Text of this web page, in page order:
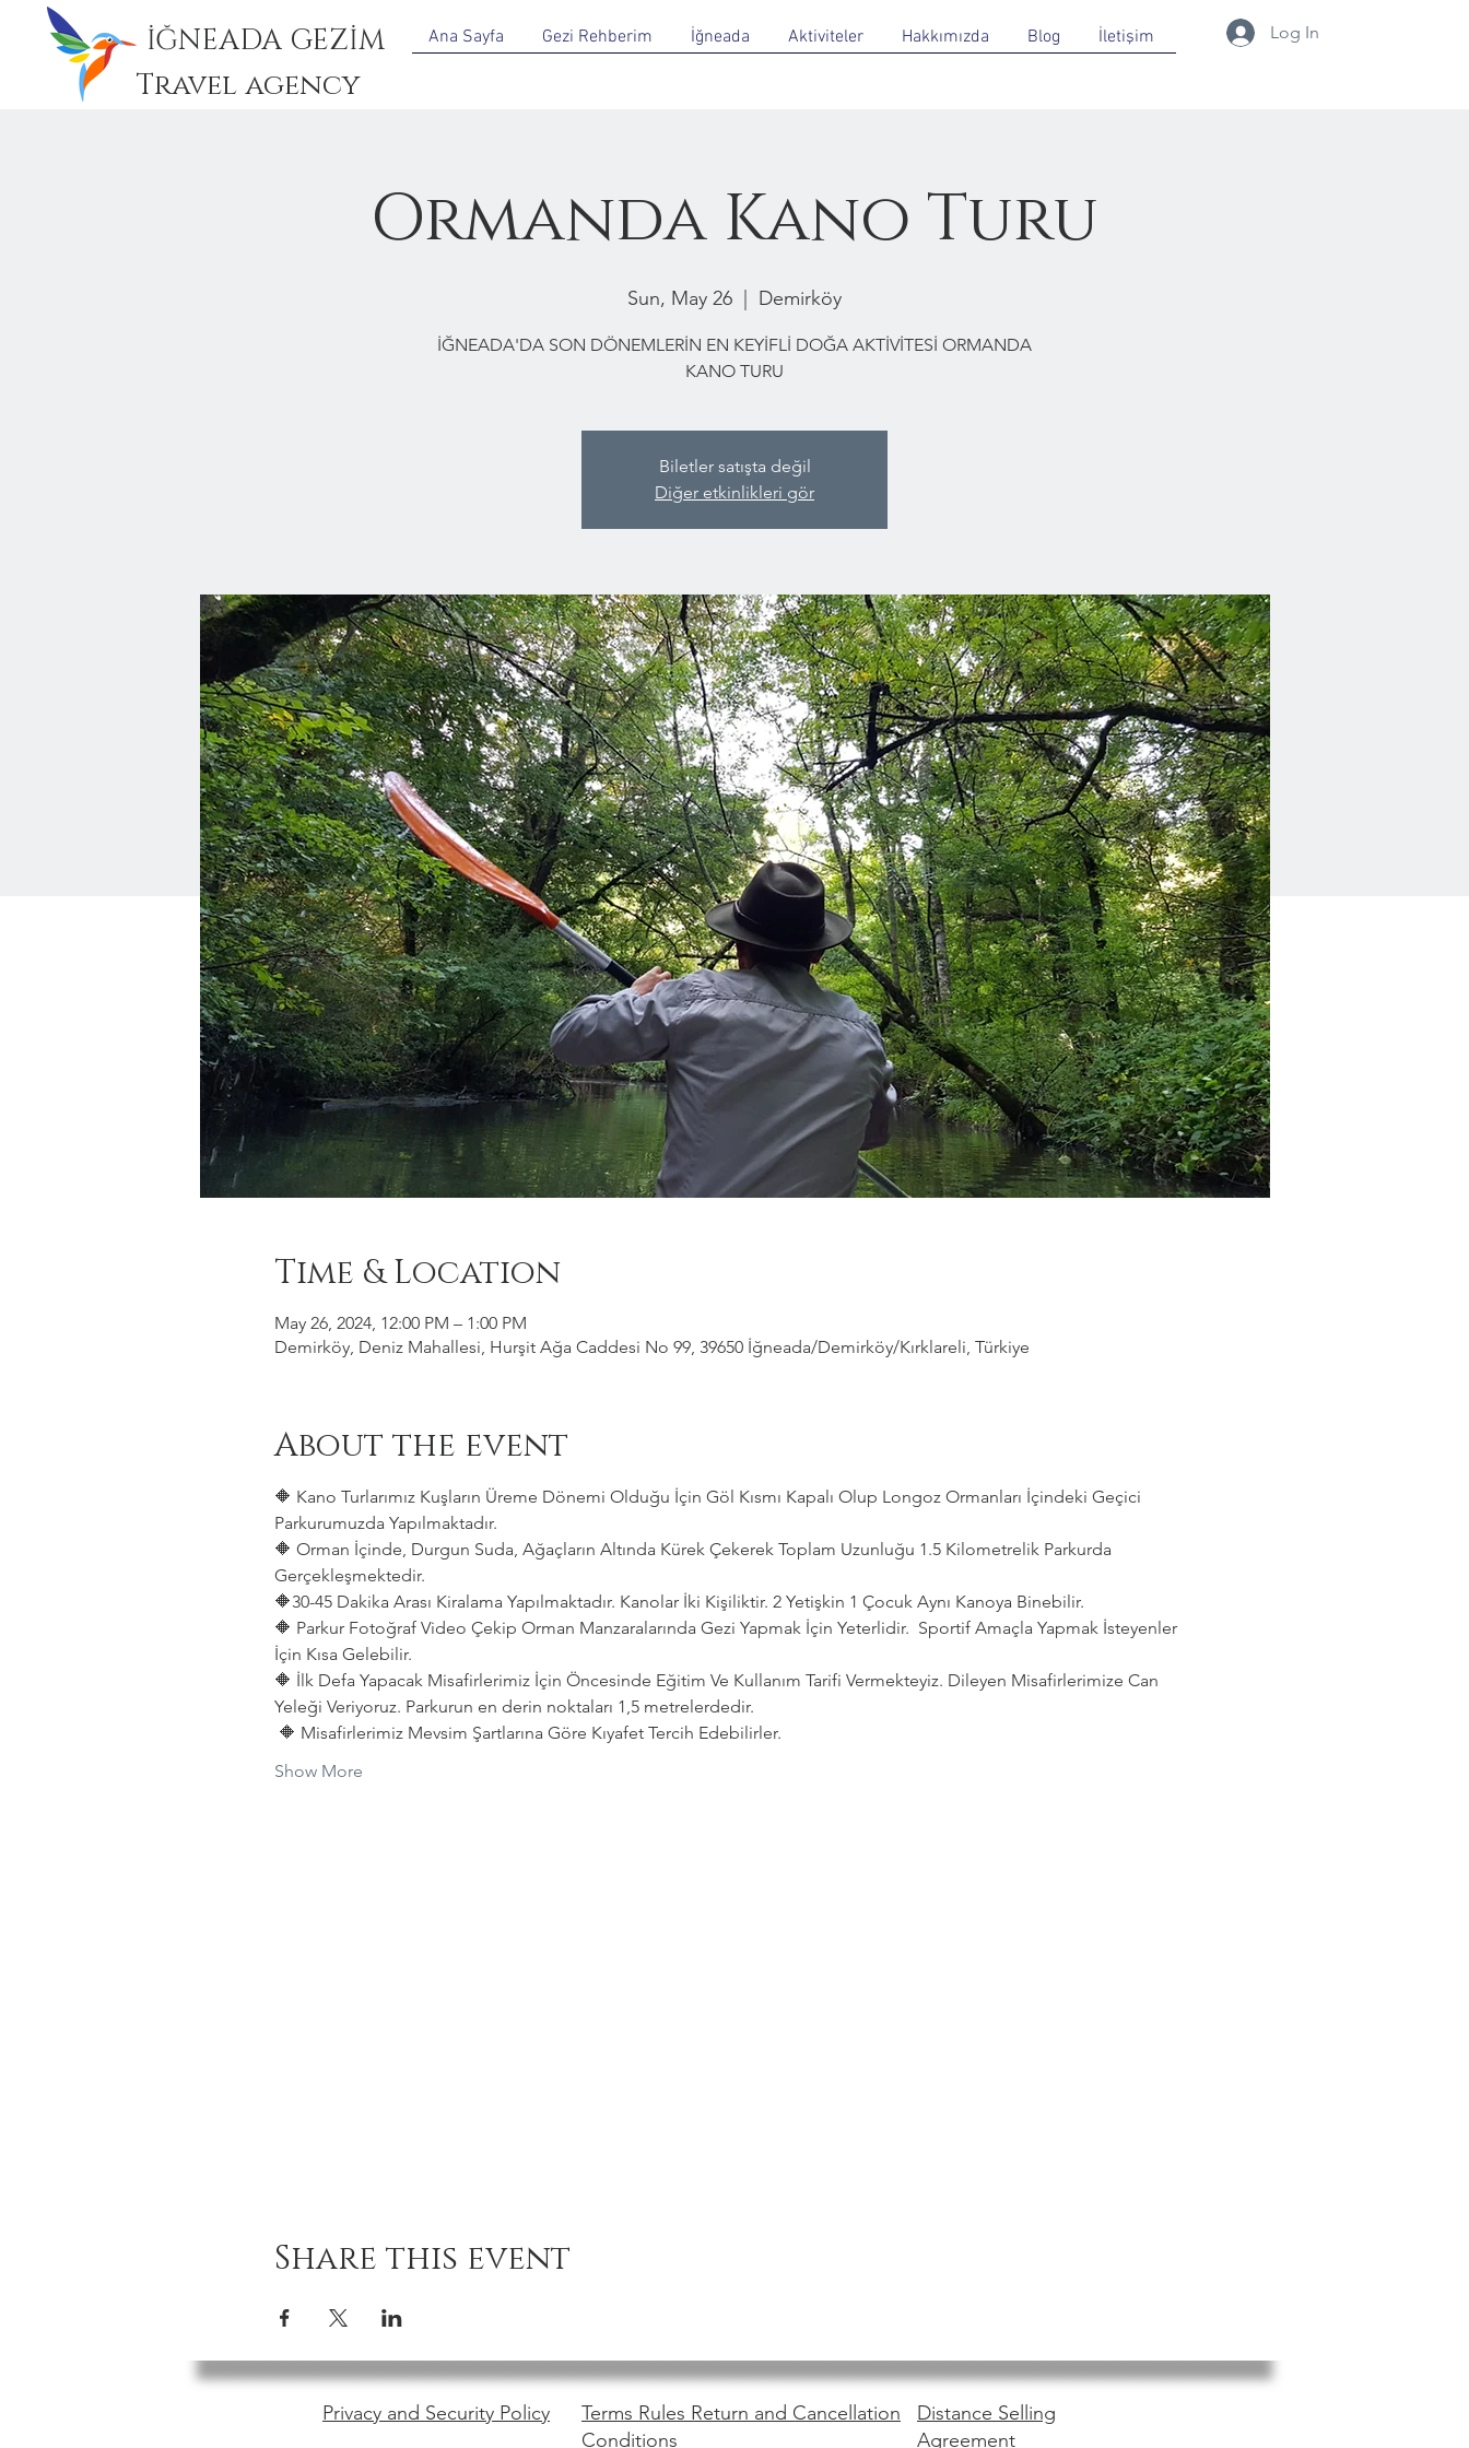
İĞNEADA GEZİM
Travel agency
Ana Sayfa Gezi Rehberim İğneada Aktiviteler Hakkımızda Blog İletişim Log In
Ormanda Kano Turu
Sun, May 26 Demirköy
İĞNEADA'DA SON DÖNEMLERİN EN KEYİFLİ DOĞA AKTİVİTESİ ORMANDA
KANO TURU
Biletler satışta değil
Diğer etkinlikleri gör
Time & Location
May 26, 2024, 12:00 PM – 1:00 PM
Demirköy, Deniz Mahallesi, Hurşit Ağa Caddesi No 99, 39650 İğneada/Demirköy/Kırklareli, Türkiye
About the event
🔶 Kano Turlarımız Kuşların Üreme Dönemi Olduğu İçin Göl Kısmı Kapalı Olup Longoz Ormanları İçindeki Geçici
Parkurumuzda Yapılmaktadır.
🔶 Orman İçinde, Durgun Suda, Ağaçların Altında Kürek Çekerek Toplam Uzunluğu 1.5 Kilometrelik Parkurda
Gerçekleşmektedir.
🔶30-45 Dakika Arası Kiralama Yapılmaktadır. Kanolar İki Kişiliktir. 2 Yetişkin 1 Çocuk Aynı Kanoya Binebilir.
🔶 Parkur Fotoğraf Video Çekip Orman Manzaralarında Gezi Yapmak İçin Yeterlidir.  Sportif Amaçla Yapmak İsteyenler
İçin Kısa Gelebilir.
🔶 İlk Defa Yapacak Misafirlerimiz İçin Öncesinde Eğitim Ve Kullanım Tarifi Vermekteyiz. Dileyen Misafirlerimize Can
Yeleği Veriyoruz. Parkurun en derin noktaları 1,5 metrelerdedir.
🔶 Misafirlerimiz Mevsim Şartlarına Göre Kıyafet Tercih Edebilirler.
Show More
Share this event
Privacy and Security Policy
Terms Rules Return and Cancellation
Conditions
Distance Selling
Agreement